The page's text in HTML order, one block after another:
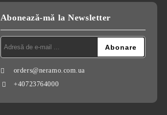
Abonează-mă la Newsletter
orders@neramo.com.ua
+40723764000